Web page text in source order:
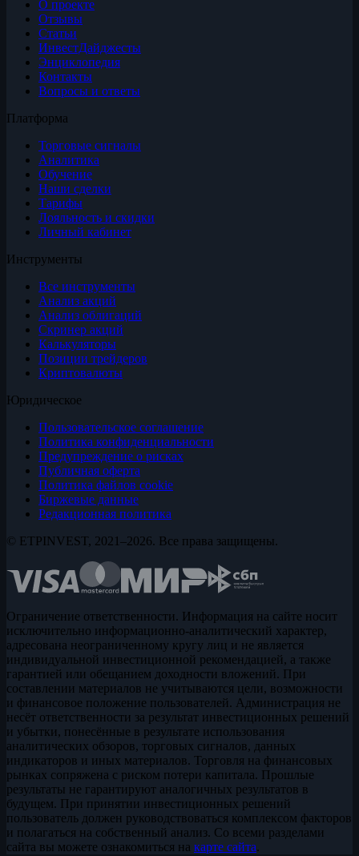
О проекте
Отзывы
Статьи
ИнвестДайджесты
Энциклопедия
Контакты
Вопросы и ответы
Платформа
Торговые сигналы
Аналитика
Обучение
Наши сделки
Тарифы
Лояльность и скидки
Личный кабинет
Инструменты
Все инструменты
Анализ акций
Анализ облигаций
Скринер акций
Калькуляторы
Позиции трейдеров
Криптовалюты
Юридическое
Пользовательское соглашение
Политика конфиденциальности
Предупреждение о рисках
Публичная оферта
Политика файлов cookie
Биржевые данные
Редакционная политика
© ETPINVEST, 2021–2026. Все права защищены.
Ограничение ответственности. Информация на сайте носит
исключительно информационно-аналитический характер,
адресована неограниченному кругу лиц и не является
индивидуальной инвестиционной рекомендацией, а также
гарантией или обещанием доходности вложений. При
составлении материалов не учитываются цели, возможности
и финансовое положение пользователей. Администрация не
несёт ответственности за результат инвестиционных решений
и убытки, понесённые в результате использования
аналитических обзоров, торговых сигналов, данных
индикаторов и иных материалов. Торговля на финансовых
рынках сопряжена с риском потери капитала. Прошлые
результаты не гарантируют аналогичных результатов в
будущем. При принятии инвестиционных решений
пользователь должен руководствоваться комплексом факторов
и полагаться на собственный анализ. Со всеми разделами
сайта вы можете ознакомиться на карте сайта.